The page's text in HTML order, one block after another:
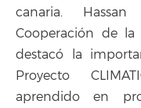
canaria. Hassan
Cooperación de la
destacó la
Proyecto
aprendido en